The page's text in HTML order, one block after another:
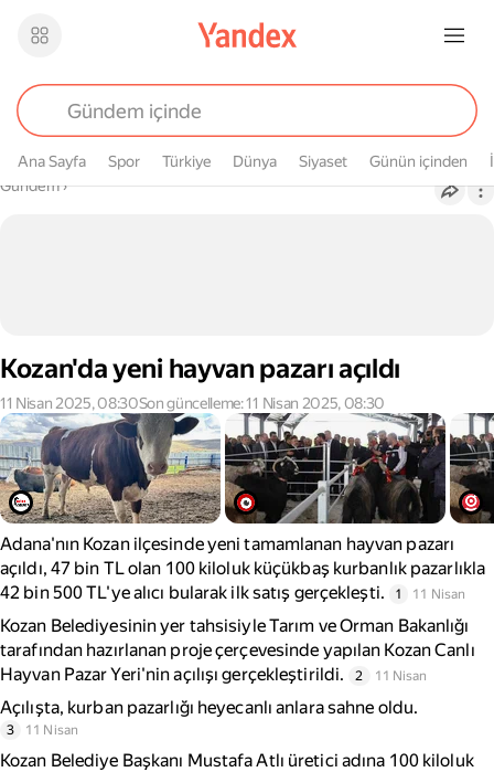
Ana Sayfa Spor Türkiye Dünya Siyaset Günün içinden
Buradasın
Gündem›
Kozan'da yeni hayvan pazarı açıldı
11 Nisan 2025, 08:30Son güncelleme: 11 Nisan 2025, 08:30
Adana'nın Kozan ilçesinde yeni tamamlanan hayvan pazarı
açıldı, 47 bin TL olan 100 kiloluk küçükbaş kurbanlık pazarlıkla
42 bin 500 TL'ye alıcı bularak ilk satış gerçekleşti.
1 11 Nisan
Kozan Belediyesinin yer tahsisiyle Tarım ve Orman Bakanlığı
tarafından hazırlanan proje çerçevesinde yapılan Kozan Canlı
Hayvan Pazar Yeri'nin açılışı gerçekleştirildi.
2 11 Nisan
Açılışta, kurban pazarlığı heyecanlı anlara sahne oldu.
3 11 Nisan
Kozan Belediye Başkanı Mustafa Atlı üretici adına 100 kiloluk